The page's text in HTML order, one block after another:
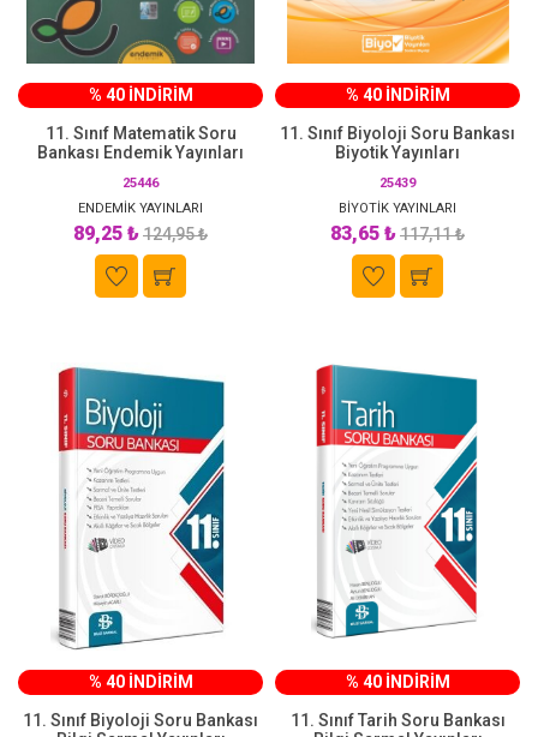
% 40 İNDİRİM
11. Sınıf Matematik Soru
Bankası Endemik Yayınları
25446
ENDEMİK YAYINLARI
89,25 ₺124,95 ₺
% 40 İNDİRİM
11. Sınıf Biyoloji Soru Bankası
Biyotik Yayınları
25439
BİYOTİK YAYINLARI
83,65 ₺117,11 ₺
% 40 İNDİRİM
11. Sınıf Biyoloji Soru Bankası
% 40 İNDİRİM
11. Sınıf Tarih Soru Bankası